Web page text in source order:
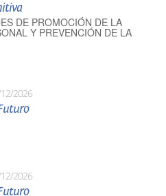
DE PROMOCIÓN DE LA
Y PREVENCIÓN DE LA
2026
2026